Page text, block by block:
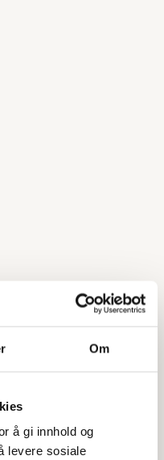
Om
å gi innhold og
levere sosiale